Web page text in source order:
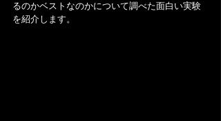
るのかベストなのかについて調べた面白い実験
を紹介します。